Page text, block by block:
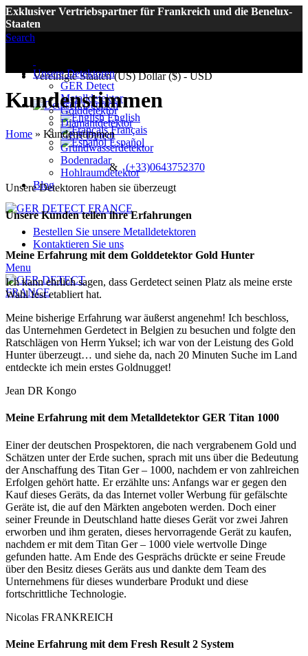
Exklusiver Vertriebspartner für Frankreich und die Benelux-
Staaten
Vereinigte Staaten (US) Dollar ($) - USD
Deutsch
English
Français
Español
&(+33)0643752370
Search
Unsere Detektoren
GER Detect
Metalldetektor
Golddetektor
Diamantdetektor
GER Detect
Grundwasserdetektor
Bodenradar
Hohlraumdetektor
Blog
Bestellen Sie unsere Metalldetektoren
Kontaktieren Sie uns
Menu
Kundenstimmen
Home » Kundenstimmen
Unsere Detektoren haben sie überzeugt
Unsere Kunden teilen ihre Erfahrungen
Meine Erfahrung mit dem Golddetektor Gold Hunter
Ich kann ehrlich sagen, dass Gerdetect seinen Platz als meine erste
Wahl fest etabliert hat.
Meine bisherige Erfahrung war äußerst angenehm! Ich beschloss,
das Unternehmen Gerdetect in Belgien zu besuchen und folgte den
Ratschlägen von Herrn Yuksel; ich war von der Leistung des Gold
Hunter überzeugt… und siehe da, nach 20 Minuten Suche im Land
entdeckte ich mein erstes Goldnugget!
Jean DR Kongo
Meine Erfahrung mit dem Metalldetektor GER Titan 1000
Einer der deutschen Prospektoren, die nach vergrabenem Gold und
Schätzen unter der Erde suchen, sprach mit uns über die Bedeutung
der Anschaffung des Titan Ger – 1000, nachdem er von zahlreichen
Erfolgen gehört hatte. Er erzählte uns: Anfangs war er gegen den
Kauf dieses Geräts, da das Internet voller Werbung für gefälschte
Geräte ist, die auf den Märkten angeboten werden. Doch einer
seiner Freunde in Deutschland hatte dieses Gerät vor zwei Jahren
erworben und ihm geraten, dieses hervorragende Gerät zu kaufen,
nachdem er mit dem Titan Ger – 1000 viele wertvolle Dinge
gefunden hatte. Am Ende des Gesprächs drückte er seine Freude
über den Besitz dieses Geräts aus und dankte dem Team des
Unternehmens für dieses wunderbare Produkt und diese
fortschrittliche Technologie.
Nicolas FRANKREICH
Meine Erfahrung mit dem Fresh Result 2 System